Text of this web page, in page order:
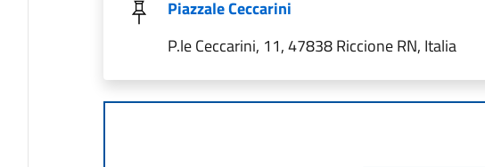
Piazzale Ceccarini
P.le Ceccarini, 11, 47838 Riccione RN, Italia